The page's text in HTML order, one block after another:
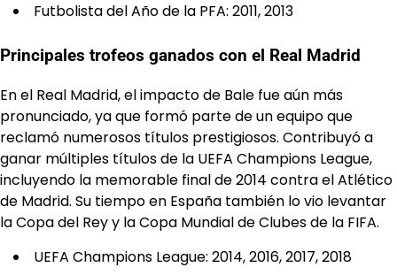
Futbolista del Año de la PFA: 2011, 2013
Principales trofeos ganados con el Real Madrid
En el Real Madrid, el impacto de Bale fue aún más
pronunciado, ya que formó parte de un equipo que
reclamó numerosos títulos prestigiosos. Contribuyó a
ganar múltiples títulos de la UEFA Champions League,
incluyendo la memorable final de 2014 contra el Atlético
de Madrid. Su tiempo en España también lo vio levantar
la Copa del Rey y la Copa Mundial de Clubes de la FIFA.
UEFA Champions League: 2014, 2016, 2017, 2018